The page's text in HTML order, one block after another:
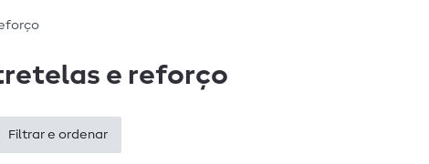
e reforço
Filtrar e ordenar